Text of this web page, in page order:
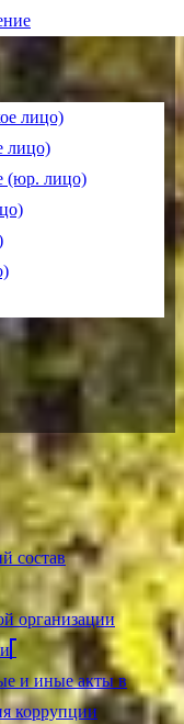
лицо)
лицо)
(юр. лицо)
состав
организации
и иные акты в
коррупции